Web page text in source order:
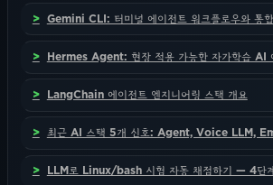
Gemini CLI: 터미널 에이전트 워크플로우와 통
Hermes Agent: 현장 적용 가능한 자가학습 AI
LangChain 에이전트 엔지니어링 스택 개요
최근 AI 스택 5개 신호: Agent, Voice LLM,
LLM로 Linux/bash 시험 자동 채점하기 — 4단